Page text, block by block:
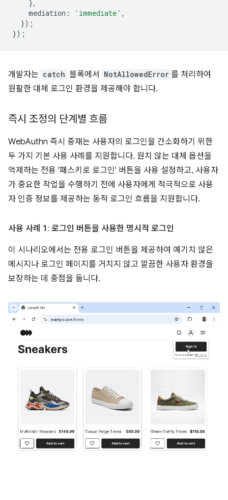
},
mediation : 'immediate' ,
});
});
개발자는 catch 블록에서 NotAllowedError 를 처리하여
원활한 대체 로그인 환경을 제공해야 합니다.
즉시 조정의 단계별 흐름
WebAuthn 즉시 중재는 사용자의 로그인을 간소화하기 위한
두 가지 기본 사용 사례를 지원합니다. 원치 않는 대체 옵션을
억제하는 전용 '패스키로 로그인' 버튼을 사용 설정하고, 사용자
가 중요한 작업을 수행하기 전에 사용자에게 적극적으로 사용
자 인증 정보를 제공하는 동적 로그인 흐름을 지원합니다.
사용 사례 1: 로그인 버튼을 사용한 명시적 로그인
이 시나리오에서는 전용 로그인 버튼을 제공하여 예기치 않은
메시지나 로그인 페이지를 거치지 않고 깔끔한 사용자 환경을
보장하는 데 중점을 둡니다.